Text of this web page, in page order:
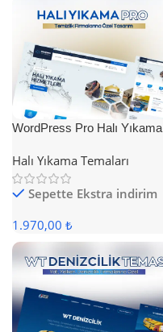
WordPress Pro Halı Yıkama
Halı Yıkama Temaları
Sepette Ekstra indirim
1.970,00 ₺